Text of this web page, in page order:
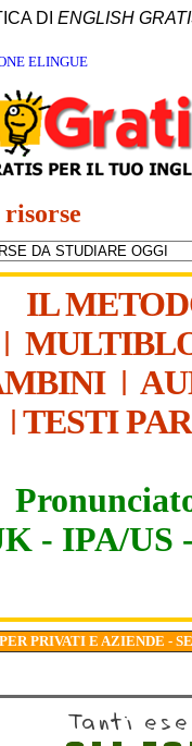
DI ENGLISH
ELINGUE
risorse
IL
|
| TESTI
- IPA/US
PRIVATI E AZIENDE -